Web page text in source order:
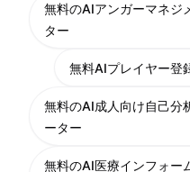
無料のAIアンガーマネジ
ター
無料AIプレイヤー登
無料のAI成人向け自己分
ーター
無料のAI医療インフォー